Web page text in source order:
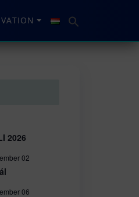
2026
02
06